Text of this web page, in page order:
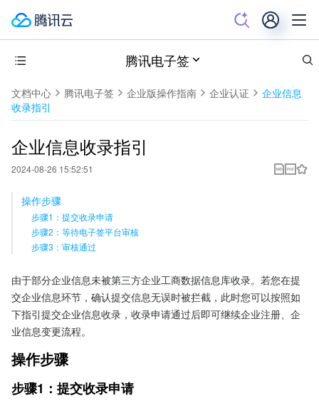
腾讯电子签
文档中心 腾讯电子签 企业版操作指南 企业认证
企业信息
收录指引
企业信息收录指引
2024-08-26 15:52:51
操作步骤
步骤1：提交收录申请
步骤2：等待电子签平台审核
步骤3：审核通过
由于部分企业信息未被第三方企业工商数据信息库收录。若您在提
交企业信息环节，确认提交信息无误时被拦截，此时您可以按照如
下指引提交企业信息收录，收录申请通过后即可继续企业注册、企
业信息变更流程。
操作步骤
步骤1：提交收录申请